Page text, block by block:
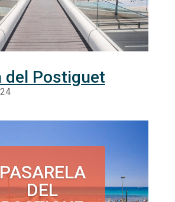
del Postiguet
PASARELA
DEL